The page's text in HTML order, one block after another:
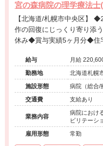
宮の森病院の理学療法士
【北海道/札幌市中央区】 ◆240床の地域密着型病院◆基本動
作の回復にじっくり寄り添
休み◆賞与実績5ヶ月分◆住
束ゼロ
給与
勤務地
北海道札幌
施設形態
病院（総合/
交通費
支給あり
業務内容
病院におけ
ビリテーシ
雇用形態
常勤